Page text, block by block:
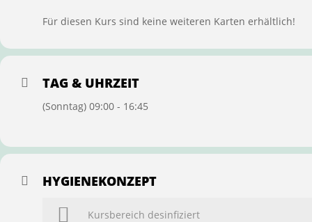
Für diesen Kurs sind keine weiteren Karten erhältlich!
TAG & UHRZEIT
(Sonntag) 09:00 - 16:45
HYGIENEKONZEPT
Kursbereich desinfiziert